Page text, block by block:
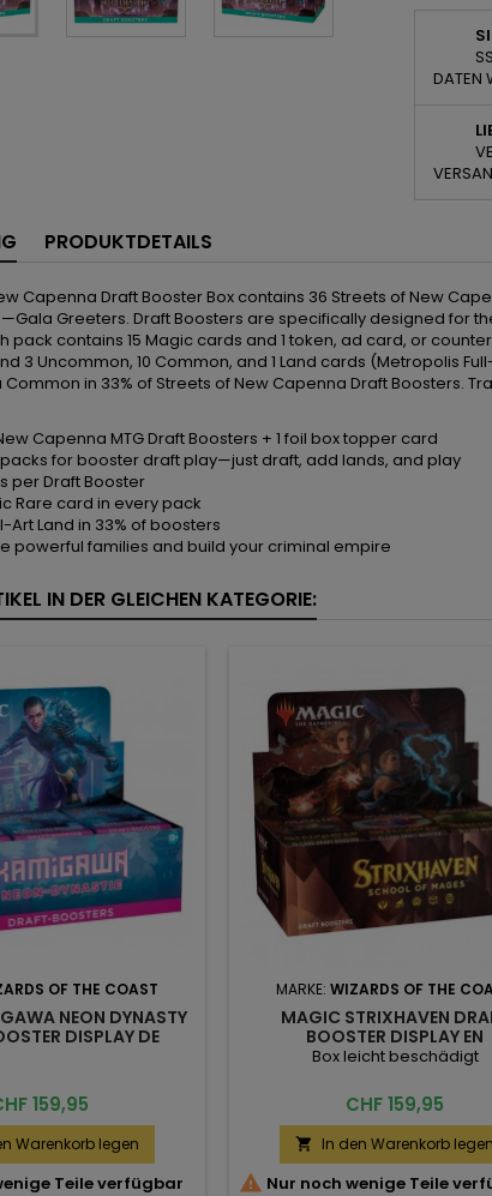
DATEN
PRODUKTDETAILS
Capenna Draft Booster Box contains 36 Streets of New
Greeters. Draft Boosters are specifically designed for
pack contains 15 Magic cards and 1 token, ad card, or
3 Uncommon, 10 Common, and 1 Land cards (Metropolis
in 33% of Streets of New Capenna Draft Boosters.
Capenna MTG Draft Boosters + 1 foil box topper card
packs for booster draft play—just draft, add lands, and play
per Draft Booster
Rare card in every pack
Art Land in 33% of boosters
powerful families and build your criminal empire
IN DER GLEICHEN KATEGORIE:
OF THE COAST
NEON DYNASTY
DISPLAY DE
159,95
Warenkorb legen
Teile verfügbar
MARKE: WIZARDS OF THE
MAGIC STRIXHAVEN
BOOSTER DISPLAY EN
Box leicht beschädigt
Preis
CHF 159,95
 In den Warenkorb legen
 Nur noch wenige Teile